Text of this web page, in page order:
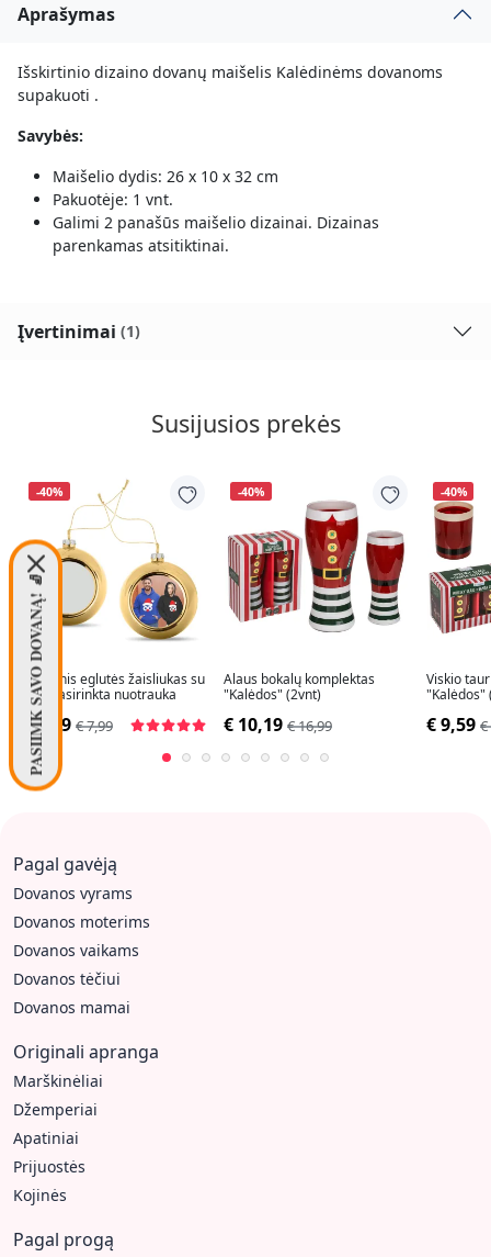
Aprašymas
Išskirtinio dizaino dovanų maišelis Kalėdinėms dovanoms
supakuoti .
Savybės:
Maišelio dydis: 26 x 10 x 32 cm
Pakuotėje: 1 vnt.
Galimi 2 panašūs maišelio dizainai. Dizainas
parenkamas atsitiktinai.
Įvertinimai (1)
Susijusios prekės
-40%
Kalėdinis eglutės žaisliukas su
Jūsų pasirinkta nuotrauka
€ 4,79 € 7,99
-40%
Alaus bokalų komplektas
"Kalėdos" (2vnt)
€ 10,19 € 16,99
-40%
Viskio
"Kalėdos"
€ 9,59 €
Pagal gavėją
Dovanos vyrams
Dovanos moterims
Dovanos vaikams
Dovanos tėčiui
Dovanos mamai
Originali apranga
Marškinėliai
Džemperiai
Apatiniai
Prijuostės
Kojinės
Pagal progą
PASIIMK SAVO DOVANĄ! 🧦